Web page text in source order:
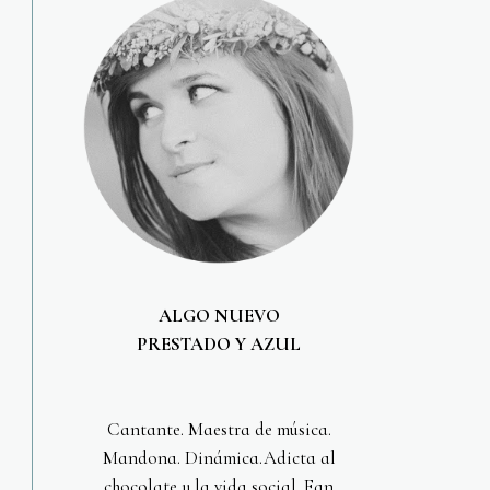
ALGO NUEVO
PRESTADO Y AZUL
Cantante. Maestra de música.
Mandona. Dinámica.Adicta al